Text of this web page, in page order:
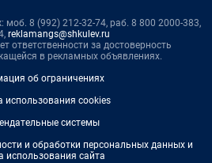
моб. 8 (992) 212-32-74, раб. 8 800 2000-383,
reklamangs@shkulev.ru
ответственности за достоверность
в рекламных объявлениях.
об ограничениях
использования cookies
системы
и обработки персональных данных и
использования сайта